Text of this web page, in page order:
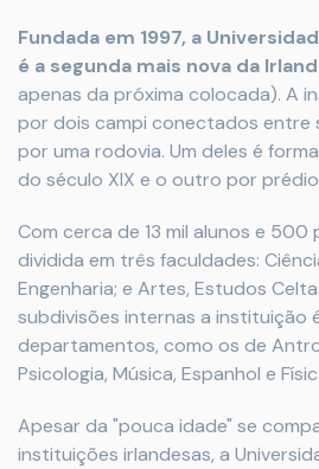
Fundada em 1997, a
é a segunda mais nova da
apenas da próxima colocada). A
por dois campi conectados entre
por uma rodovia. Um deles é
do século XIX e o outro por
Com cerca de 13 mil alunos e 500
dividida em três faculdades:
Engenharia; e Artes, Estudos
subdivisões internas a instituição
departamentos, como os de
Psicologia, Música, Espanhol e
Apesar da "pouca idade" se
instituições irlandesas, a